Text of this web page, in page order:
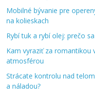
Mobilné bývanie pre
na kolieskach
Rybí tuk a rybí olej: prečo
Kam vyraziť za romantikou
atmosférou
Strácate kontrolu nad
a náladou?